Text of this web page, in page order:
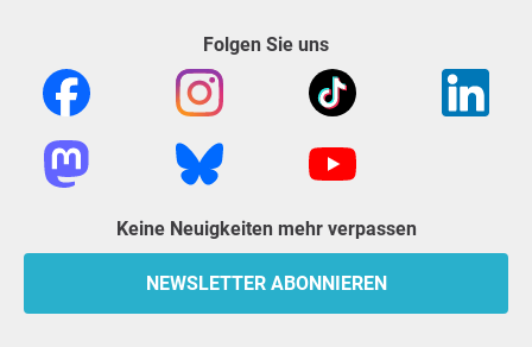
Folgen Sie uns
Keine Neuigkeiten mehr verpassen
NEWSLETTER ABONNIEREN